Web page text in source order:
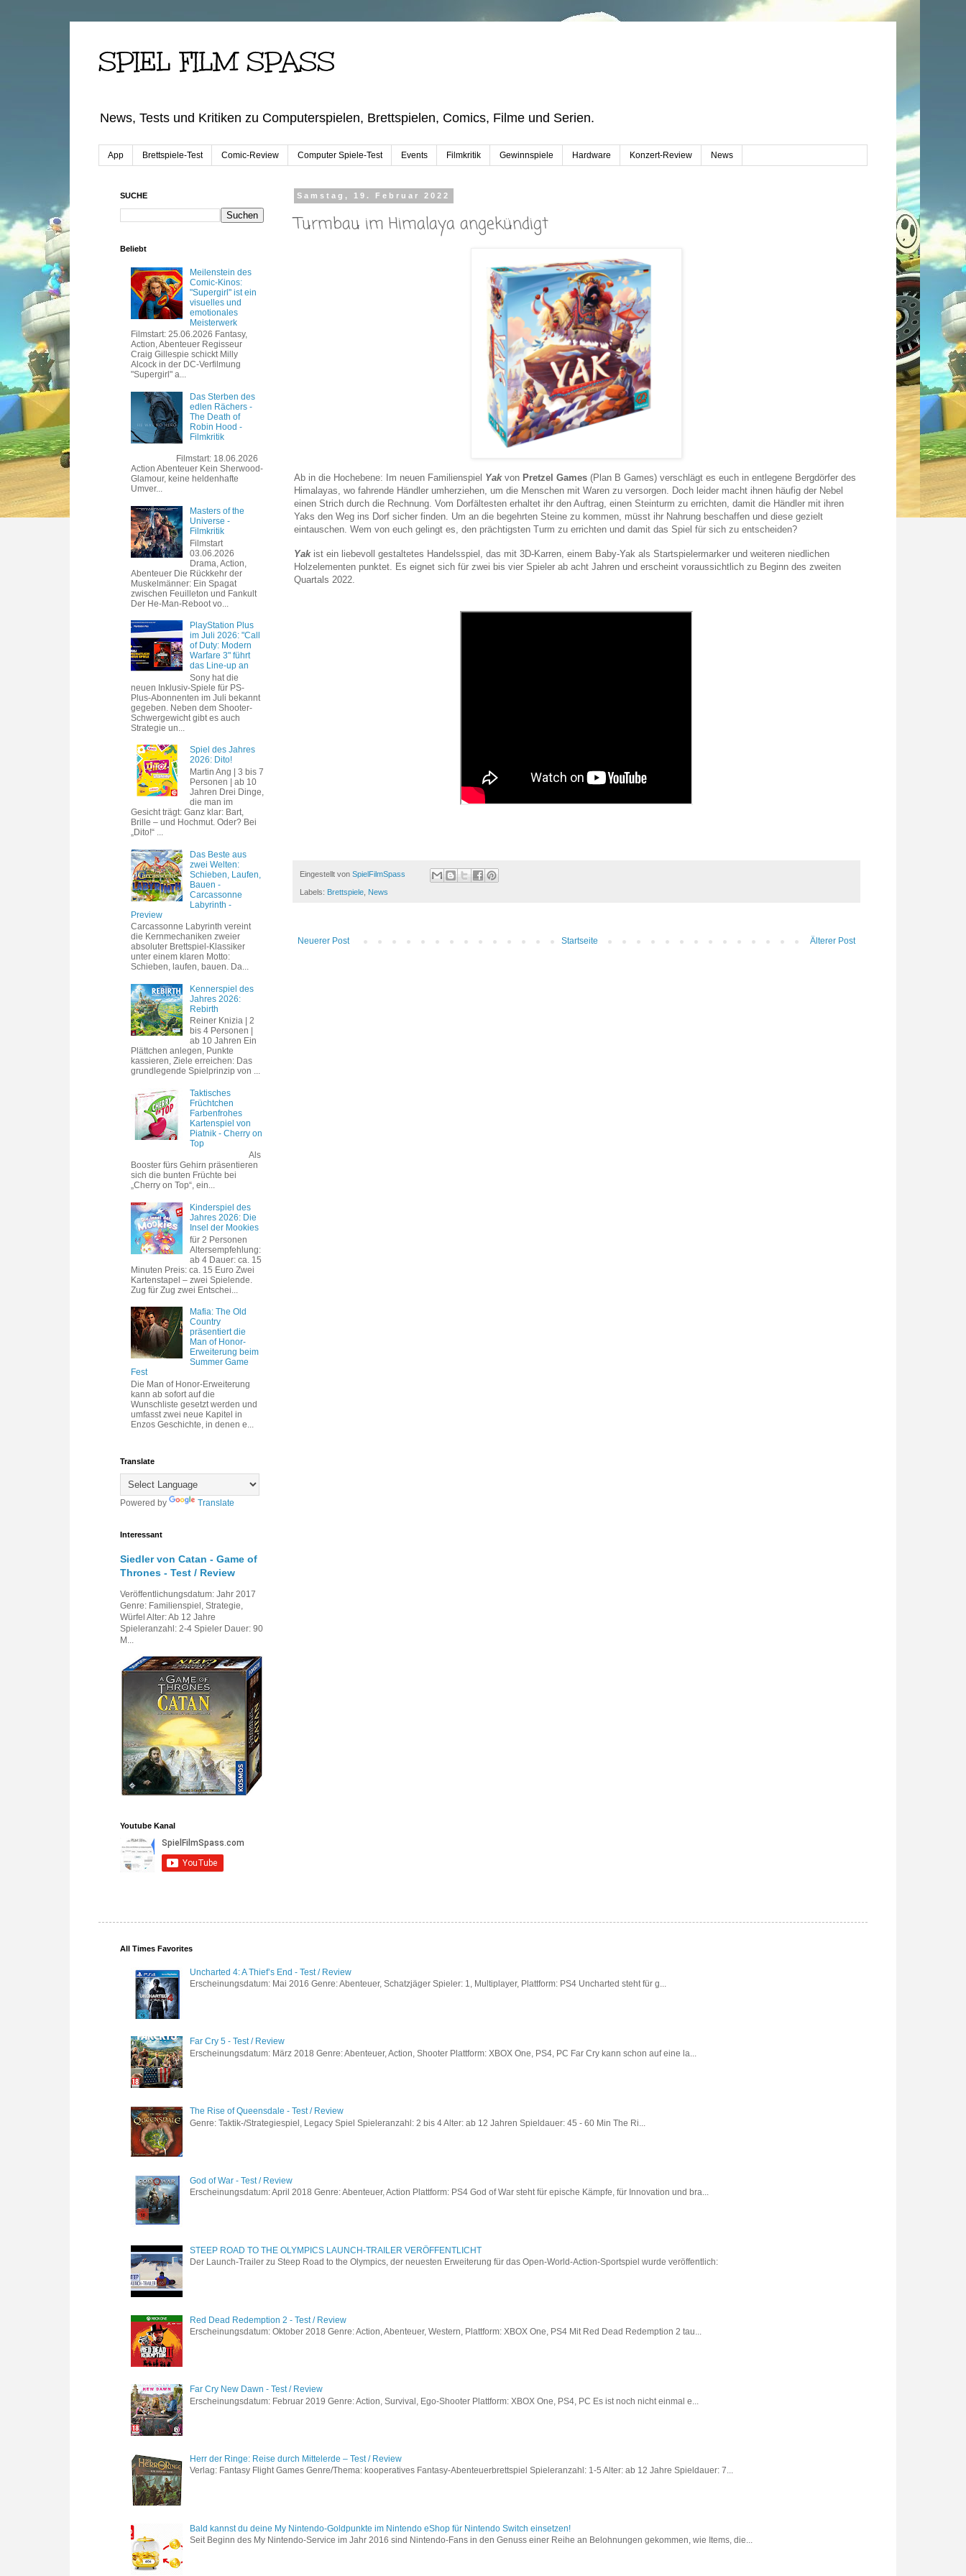
SPIEL FILM SPASS
News, Tests und Kritiken zu Computerspielen, Brettspielen, Comics, Filme und Serien.
App Brettspiele-Test Comic-Review Computer Spiele-Test Events Filmkritik Gewinnspiele Hardware Konzert-Review News
Samstag, 19. Februar 2022
Turmbau im Himalaya angekündigt
Ab in die Hochebene: Im neuen Familienspiel Yak von Pretzel Games (Plan B Games) verschlägt es euch in entlegene Bergdörfer des
Himalayas, wo fahrende Händler umherziehen, um die Menschen mit Waren zu versorgen. Doch leider macht ihnen häufig der Nebel
einen Strich durch die Rechnung. Vom Dorfältesten erhaltet ihr den Auftrag, einen Steinturm zu errichten, damit die Händler mit ihren
Yaks den Weg ins Dorf sicher finden. Um an die begehrten Steine zu kommen, müsst ihr Nahrung beschaffen und diese gezielt
eintauschen. Wem von euch gelingt es, den prächtigsten Turm zu errichten und damit das Spiel für sich zu entscheiden?
Yakist ein liebevoll gestaltetes Handelsspiel, das mit 3D-Karren, einem Baby-Yak als Startspielermarker und weiteren niedlichen
Holzelementen punktet. Es eignet sich für zwei bis vier Spieler ab acht Jahren und erscheint voraussichtlich zu Beginn des zweiten
Quartals 2022.
Eingestellt von SpielFilmSpass
Labels: Brettspiele News
Neuerer Post Älterer Post
Startseite
SUCHE
Beliebt
Meilenstein des
Comic-Kinos:
"Supergirl" ist ein
visuelles und
emotionales
Meisterwerk
Filmstart: 25.06.2026 Fantasy,
Action, Abenteuer Regisseur
Craig Gillespie schickt Milly
Alcock in der DC-Verfilmung
"Supergirl" a...
Das Sterben des
edlen Rächers -
The Death of
Robin Hood -
Filmkritik
Filmstart: 18.06.2026
Action Abenteuer Kein Sherwood-
Glamour, keine heldenhafte
Umver...
Masters of the
Universe -
Filmkritik
Filmstart
03.06.2026
Drama, Action,
Abenteuer Die Rückkehr der
Muskelmänner: Ein Spagat
zwischen Feuilleton und Fankult
Der He-Man-Reboot vo...
PlayStation Plus
im Juli 2026: "Call
of Duty: Modern
Warfare 3" führt
das Line-up an
Sony hat die
neuen Inklusiv-Spiele für PS-
Plus-Abonnenten im Juli bekannt
gegeben. Neben dem Shooter-
Schwergewicht gibt es auch
Strategie un...
Spiel des Jahres
2026: Dito!
Martin Ang | 3 bis 7
Personen | ab 10
Jahren Drei Dinge,
die man im
Gesicht trägt: Ganz klar: Bart,
Brille – und Hochmut. Oder? Bei
„Dito!“ ...
Das Beste aus
zwei Welten:
Schieben, Laufen,
Bauen -
Carcassonne
Labyrinth -
Preview
Carcassonne Labyrinth vereint
die Kernmechaniken zweier
absoluter Brettspiel-Klassiker
unter einem klaren Motto:
Schieben, laufen, bauen. Da...
Kennerspiel des
Jahres 2026:
Rebirth
Reiner Knizia | 2
bis 4 Personen |
ab 10 Jahren Ein
Plättchen anlegen, Punkte
kassieren, Ziele erreichen: Das
grundlegende Spielprinzip von ...
Taktisches
Früchtchen
Farbenfrohes
Kartenspiel von
Piatnik - Cherry on
Top
Als
Booster fürs Gehirn präsentieren
sich die bunten Früchte bei
„Cherry on Top“, ein...
Kinderspiel des
Jahres 2026: Die
Insel der Mookies
für 2 Personen
Altersempfehlung:
ab 4 Dauer: ca. 15
Minuten Preis: ca. 15 Euro Zwei
Kartenstapel – zwei Spielende.
Zug für Zug zwei Entschei...
Mafia: The Old
Country
präsentiert die
Man of Honor-
Erweiterung beim
Summer Game
Fest
Die Man of Honor-Erweiterung
kann ab sofort auf die
Wunschliste gesetzt werden und
umfasst zwei neue Kapitel in
Enzos Geschichte, in denen e...
Translate
Powered by Translate
Interessant
Siedler von Catan - Game of
Thrones - Test / Review
Veröffentlichungsdatum: Jahr 2017
Genre: Familienspiel, Strategie,
Würfel Alter: Ab 12 Jahre
Spieleranzahl: 2-4 Spieler Dauer: 90
M...
Youtube Kanal
All Times Favorites
Uncharted 4: A Thief’s End - Test / Review
Erscheinungsdatum: Mai 2016 Genre: Abenteuer, Schatzjäger Spieler: 1, Multiplayer, Plattform: PS4 Uncharted steht für g...
Far Cry 5 - Test / Review
Erscheinungsdatum: März 2018 Genre: Abenteuer, Action, Shooter Plattform: XBOX One, PS4, PC Far Cry kann schon auf eine la...
The Rise of Queensdale - Test / Review
Genre: Taktik-/Strategiespiel, Legacy Spiel Spieleranzahl: 2 bis 4 Alter: ab 12 Jahren Spieldauer: 45 - 60 Min The Ri...
God of War - Test / Review
Erscheinungsdatum: April 2018 Genre: Abenteuer, Action Plattform: PS4 God of War steht für epische Kämpfe, für Innovation und bra...
STEEP ROAD TO THE OLYMPICS LAUNCH-TRAILER VERÖFFENTLICHT
Der Launch-Trailer zu Steep Road to the Olympics, der neuesten Erweiterung für das Open-World-Action-Sportspiel wurde veröffentlich:
Red Dead Redemption 2 - Test / Review
Erscheinungsdatum: Oktober 2018 Genre: Action, Abenteuer, Western, Plattform: XBOX One, PS4 Mit Red Dead Redemption 2 tau...
Far Cry New Dawn - Test / Review
Erscheinungsdatum: Februar 2019 Genre: Action, Survival, Ego-Shooter Plattform: XBOX One, PS4, PC Es ist noch nicht einmal e...
Herr der Ringe: Reise durch Mittelerde – Test / Review
Verlag: Fantasy Flight Games Genre/Thema: kooperatives Fantasy-Abenteuerbrettspiel Spieleranzahl: 1-5 Alter: ab 12 Jahre Spieldauer: 7...
Bald kannst du deine My Nintendo-Goldpunkte im Nintendo eShop für Nintendo Switch einsetzen!
Seit Beginn des My Nintendo-Service im Jahr 2016 sind Nintendo-Fans in den Genuss einer Reihe an Belohnungen gekommen, wie Items, die...